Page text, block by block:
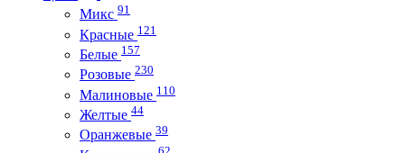
Микс 91
Красные 121
Белые 157
Розовые 230
Малиновые 110
Желтые 44
Оранжевые 39
62